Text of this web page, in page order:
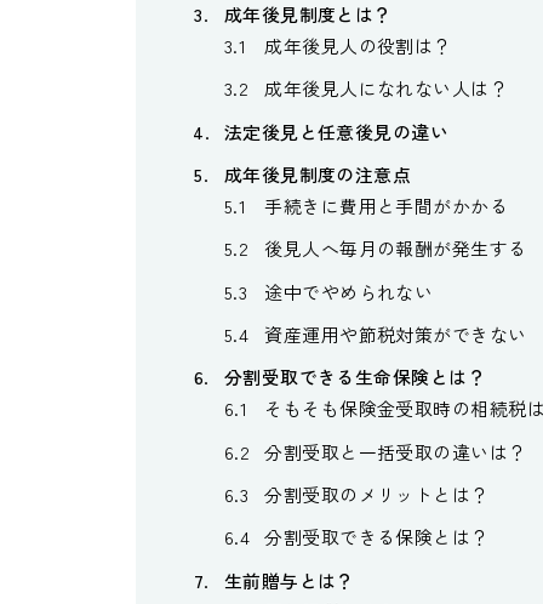
成年後見制度とは？
成年後見人の役割は？
成年後見人になれない人は？
法定後見と任意後見の違い
成年後見制度の注意点
手続きに費用と手間がかかる
後見人へ毎月の報酬が発生する
途中でやめられない
資産運用や節税対策ができない
分割受取できる生命保険とは？
そもそも保険金受取時の相続税
分割受取と一括受取の違いは？
分割受取のメリットとは？
分割受取できる保険とは？
生前贈与とは？